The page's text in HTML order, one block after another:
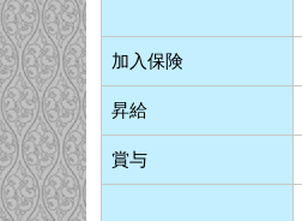
加入保険
昇給
賞与